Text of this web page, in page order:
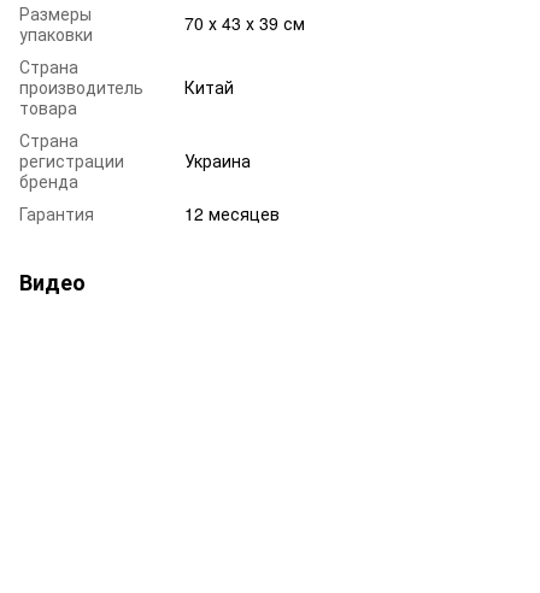
Размеры
упаковки
70 х 43 х 39 см
Страна
производитель
товара
Китай
Страна
регистрации
бренда
Украина
Гарантия 12 месяцев
Видео